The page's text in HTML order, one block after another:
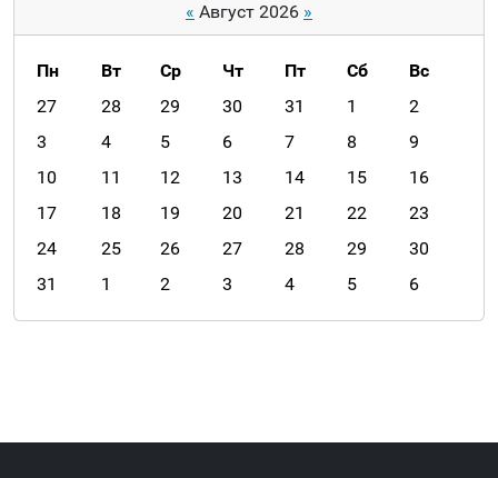
г
« Август 2026 »
m
n
h
8
Пн Вт Ср Чт Пт Сб
Вс
27
28 29 30 31 1
2
3
4 5 6 7 8
9
10
11 12 13 14 15
16
17
18 19 20 21 22
23
24
25 26 27 28 29
30
31
1 2 3 4 5 6